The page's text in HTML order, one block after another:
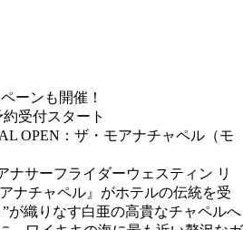
ーンも開催！
受付スタート
OPEN：ザ・モアナチャペル（モ
ナサーフライダーウェスティン リ
ナチャペル』がホテルの伝統を受
が織りなす白亜の高貴なチャペルへ